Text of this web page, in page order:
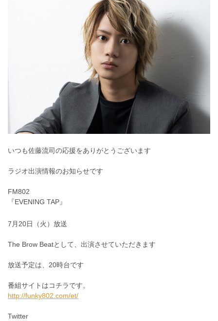
いつも佐藤流司の応援をありがとうございます
ラジオ出演情報のお知らせです
FM802
『EVENING TAP』
7月20日（火）放送
The Brow Beatとして、出演させていただきます
放送予定は、20時台です
番組サイトはコチラです。
http://funky802.com/et/
Twitter